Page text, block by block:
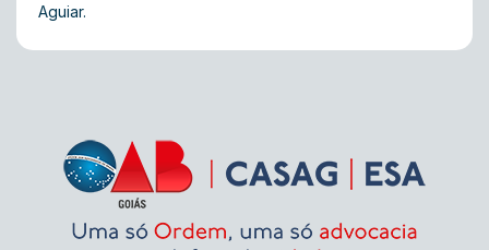
Aguiar.